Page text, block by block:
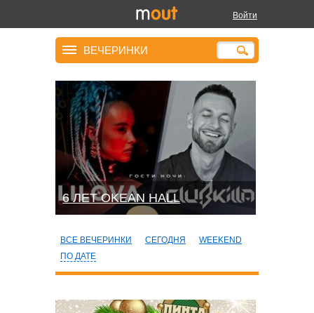
Войти
ВЕЧЕРИНКИ
6 ЛЕТ OKEAN HALL
ВСЕ ВЕЧЕРИНКИ СЕГОДНЯ
WEEKEND
ПО ДАТЕ